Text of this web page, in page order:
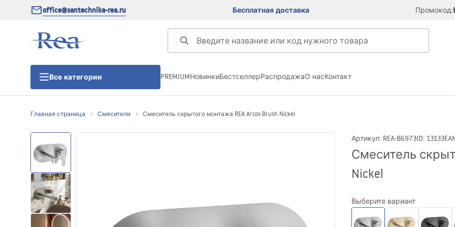
office@santechnika-rea.ru Бесплатная доставка Промокод:
Все категории
Душевые двери
Душевые поддоны
Линейные трапы для душа
PREMIUMНовинкиБестселлерРаспродажаО насКонтакт
Главная страница Смесители Смеситель скрытого монтажа REA Arcos Brush Nickel
Артикул: REA-B6973ID: 13133
Смеситель
Nickel
Выберите вариант